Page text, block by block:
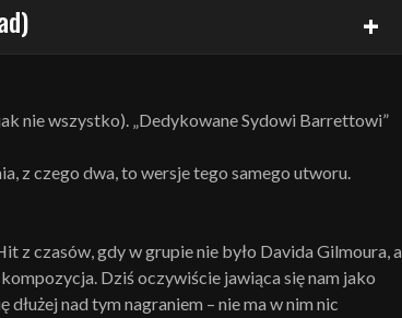
nie wszystko). „Dedykowane Sydowi Barrettowi”
z czego dwa, to wersje tego samego utworu.
z czasów, gdy w grupie nie było Davida Gilmoura, a
Dziś oczywiście jawiąca się nam jako
nad tym nagraniem – nie ma w nim nic